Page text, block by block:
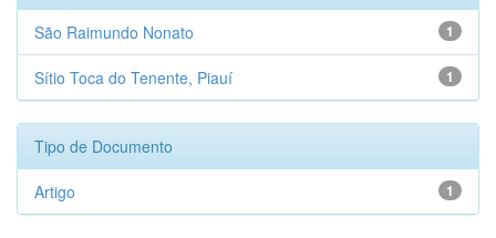
1
São Raimundo Nonato
1
Sítio Toca do Tenente, Piauí
Tipo de Documento
1
Artigo